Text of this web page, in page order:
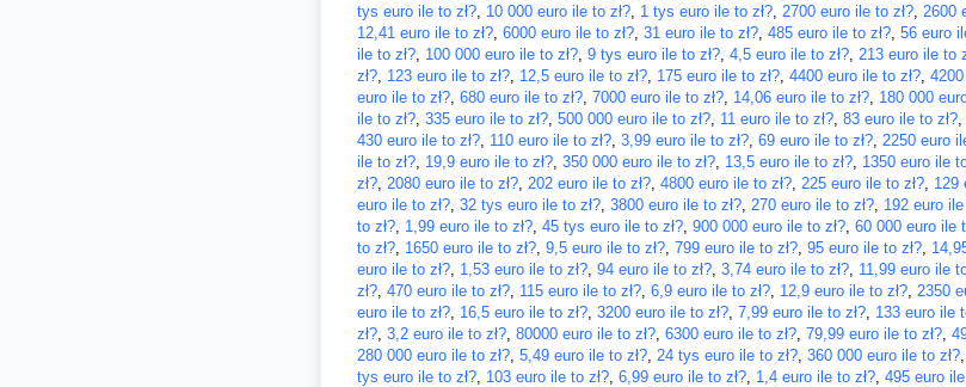
tys euro ile to zł?, 10 000 euro ile to zł?, 1 tys euro ile to zł?, 2700 euro ile to zł?, 2600
12,41 euro ile to zł?, 6000 euro ile to zł?, 31 euro ile to zł?, 485 euro ile to zł?, 56 euro
ile to zł?, 100 000 euro ile to zł?, 9 tys euro ile to zł?, 4,5 euro ile to zł?, 213 euro ile to
zł?, 123 euro ile to zł?, 12,5 euro ile to zł?, 175 euro ile to zł?, 4400 euro ile to zł?,
euro ile to zł?, 680 euro ile to zł?, 7000 euro ile to zł?, 14,06 euro ile to zł?, 180 000
ile to zł?, 335 euro ile to zł?, 500 000 euro ile to zł?, 11 euro ile to zł?, 83 euro ile to zł?,
430 euro ile to zł?, 110 euro ile to zł?, 3,99 euro ile to zł?, 69 euro ile to zł?, 2250 euro
ile to zł?, 19,9 euro ile to zł?, 350 000 euro ile to zł?, 13,5 euro ile to zł?, 1350 euro ile
zł?, 2080 euro ile to zł?, 202 euro ile to zł?, 4800 euro ile to zł?, 225 euro ile to zł?, 129
euro ile to zł?, 32 tys euro ile to zł?, 3800 euro ile to zł?, 270 euro ile to zł?, 192 euro ile
to zł?, 1,99 euro ile to zł?, 45 tys euro ile to zł?, 900 000 euro ile to zł?, 60 000 euro ile
to zł?, 1650 euro ile to zł?, 9,5 euro ile to zł?, 799 euro ile to zł?, 95 euro ile to zł?,
euro ile to zł?, 1,53 euro ile to zł?, 94 euro ile to zł?, 3,74 euro ile to zł?, 11,99 euro ile
zł?, 470 euro ile to zł?, 115 euro ile to zł?, 6,9 euro ile to zł?, 12,9 euro ile to zł?, 2350
euro ile to zł?, 16,5 euro ile to zł?, 3200 euro ile to zł?, 7,99 euro ile to zł?, 133 euro ile
zł?, 3,2 euro ile to zł?, 80000 euro ile to zł?, 6300 euro ile to zł?, 79,99 euro ile to zł?,
280 000 euro ile to zł?, 5,49 euro ile to zł?, 24 tys euro ile to zł?, 360 000 euro ile to zł?,
tys euro ile to zł?, 103 euro ile to zł?, 6,99 euro ile to zł?, 1,4 euro ile to zł?, 495 euro